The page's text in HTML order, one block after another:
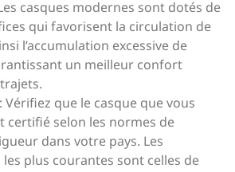
casques modernes sont dotés de
qui favorisent la circulation de
l’accumulation excessive de
un meilleur confort
que le casque que vous
certifié selon les normes de
dans votre pays. Les
plus courantes sont celles de